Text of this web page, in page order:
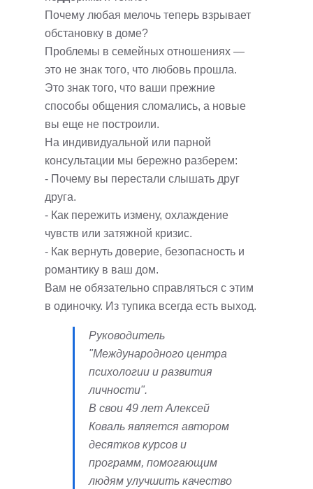
Почему любая мелочь теперь взрывает
обстановку в доме?
Проблемы в семейных отношениях —
это не знак того, что любовь прошла.
Это знак того, что ваши прежние
способы общения сломались, а новые
вы еще не построили.
На индивидуальной или парной
консультации мы бережно разберем:
- Почему вы перестали слышать друг
друга.
- Как пережить измену, охлаждение
чувств или затяжной кризис.
- Как вернуть доверие, безопасность и
романтику в ваш дом.
Вам не обязательно справляться с этим
в одиночку. Из тупика всегда есть выход.
Руководитель
"Международного центра
психологии и развития
личности".
В свои 49 лет Алексей
Коваль является автором
десятков курсов и
программ, помогающим
людям улучшить качество